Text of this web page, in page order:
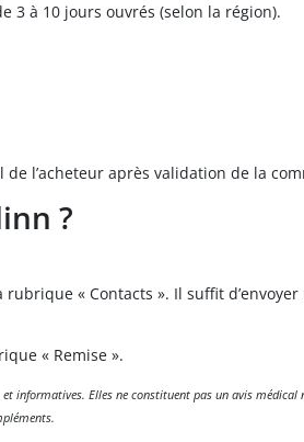
3 à 10 jours ouvrés (selon la région).
l’acheteur après validation de la
?
« Contacts ». Il suffit
« Remise ».
informatives. Elles ne constituent pas un avis